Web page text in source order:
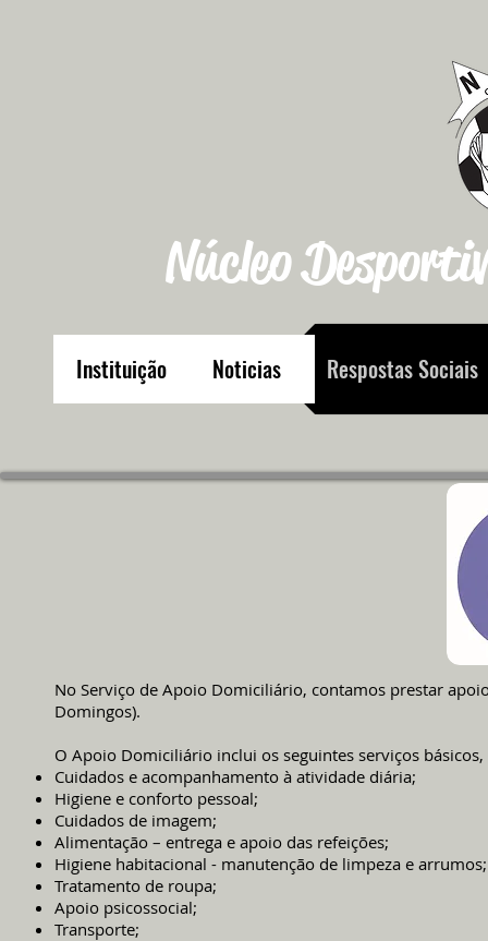
Núcleo
Instituição Noticias Respostas Sociais
No Serviço de Apoio Domiciliário, contamos prestar
Domingos).
O Apoio Domiciliário inclui os seguintes serviços
Cuidados e acompanhamento à atividade diária;
Higiene e conforto pessoal;
Cuidados de imagem;
Alimentação – entrega e apoio das refeições;
Higiene habitacional - manutenção de limpeza e arrumos;
Tratamento de roupa;
Apoio psicossocial;
Transporte;